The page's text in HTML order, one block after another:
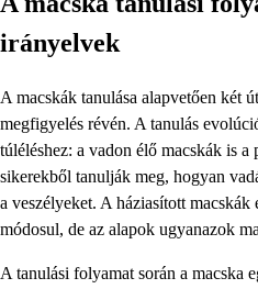
irányelvek
A macskák tanulása alapvetően két
megfigyelés révén. A tanulás
túléléshez: a vadon élő macskák is
sikerekből tanulják meg, hogyan
a veszélyeket. A háziasított macskák
módosul, de az alapok ugyanazok
A tanulási folyamat során a macska